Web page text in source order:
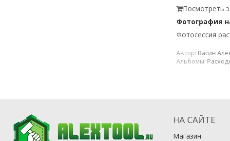
Посмотреть
Фотография
Фотосессия
Автор: Васин
Альбомы:
НА САЙТЕ
Магазин